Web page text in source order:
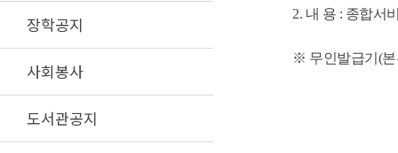
장학공지
사회봉사
도서관공지
2. 내 용 : 종합서
※ 무인발급기(본